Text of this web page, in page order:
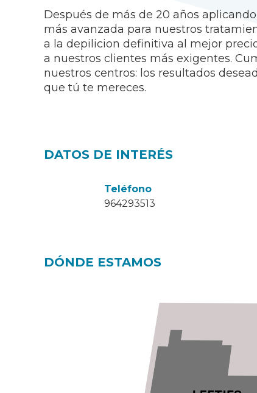
Después de más de 20 años
más avanzada para nuestros
a la depilicion definitiva al mejor
a nuestros clientes más exigentes.
nuestros centros: los resultados
que tú te mereces.
DATOS DE INTERÉS
Teléfono
964293513
DÓNDE ESTAMOS